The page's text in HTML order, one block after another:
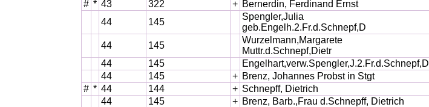
# * 43 322 + Bernerdin, Ferdinand Ernst
44
145
Spengler,Julia
geb.Engelh.2.Fr.d.Schnepf,D
44
145
Wurzelmann,Margarete
Muttr.d.Schnepf,Dietr
44
145
Engelhart,verw.Spengler,J.2.Fr.d.Schnepf,D
44
145 + Brenz, Johannes Probst in Stgt
# * 44 144 + Schnepff, Dietrich
44
145 + Brenz, Barb.,Frau d.Schnepff, Dietrich